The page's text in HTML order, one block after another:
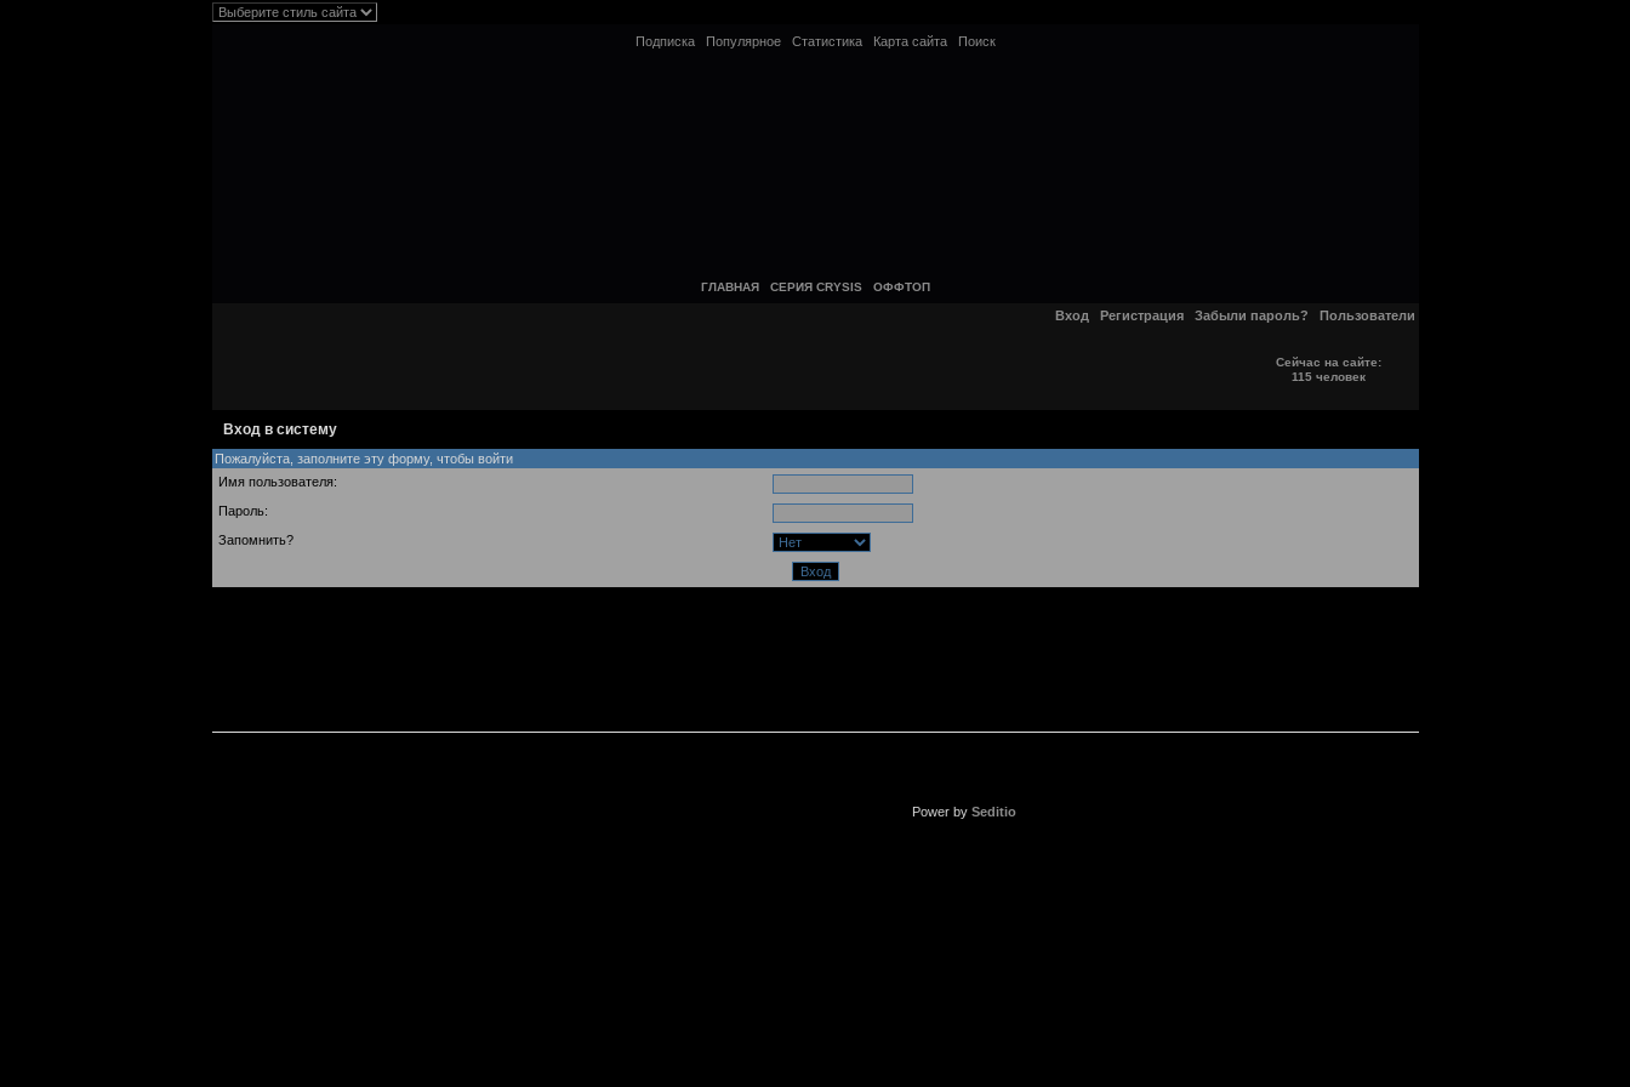
Подписка Популярное Статистика Карта сайта Поиск
ГЛАВНАЯ СЕРИЯ CRYSIS ОФФТОП
Вход Регистрация Забыли пароль? Пользователи
Сейчас на сайте:
115 человек
Вход в систему
Пожалуйста, заполните эту форму, чтобы войти
Имя пользователя:
Пароль:
Запомнить?
Power by Seditio